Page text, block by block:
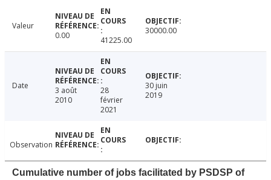
Valeur
0.00
41225.00
30000.00
Date
3 août
2010
28
février
2021
30 juin
2019
Observation
Cumulative number of jobs facilitated by PSDSP of